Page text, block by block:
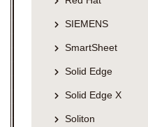
SIEMENS
SmartSheet
Solid Edge
Solid Edge X
Soliton